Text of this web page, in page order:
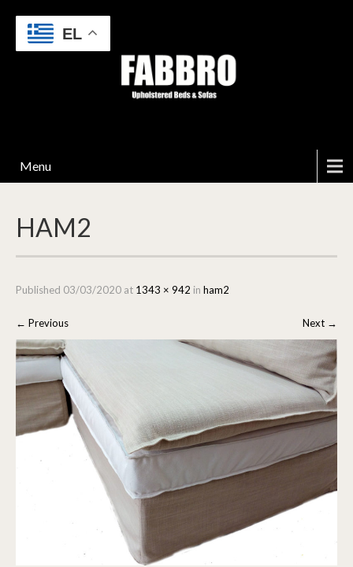
Menu
HAM2
Published 03/03/2020 at 1343 × 942 in ham2
← Previous Next →
EL